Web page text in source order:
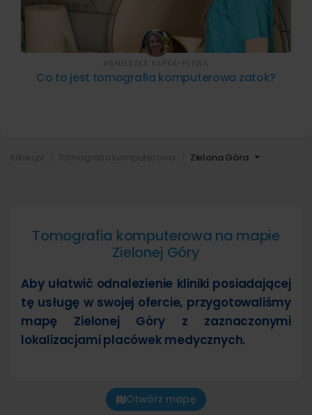
Tomografia komputerowa Zielona Góra
Co to jest tomografia komputerowa zatok?
AGNIESZKA KAPKA-PLEWA
Tomografia komputerowa na mapie
Zielonej Góry
Aby ułatwić odnalezienie kliniki posiadającej
tę usługę w swojej ofercie, przygotowaliśmy
mapę Zielonej Góry z zaznaczonymi
lokalizacjami placówek medycznych.
Otwórz mapę